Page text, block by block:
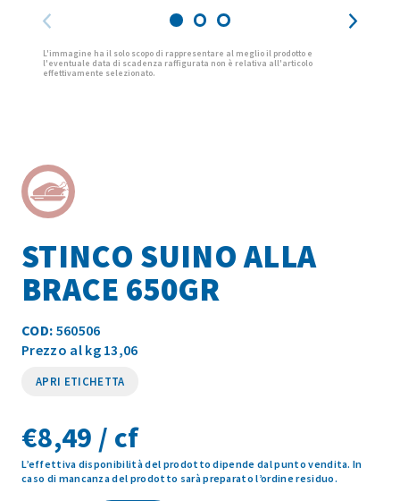
STINCO SUINO ALLA
BRACE 650GR
COD: 560506
Prezzo al kg 13,06
APRI ETICHETTA
€8,49 / cf
L’effettiva disponibilità del prodotto dipende dal punto vendita. In
caso di mancanza del prodotto sarà preparato l’ordine residuo.